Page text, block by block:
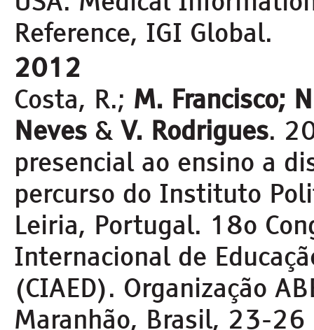
Reference, IGI Global.
2012
Costa, R.; M. Francisco;
Neves & V. Rodrigues.
presencial ao ensino a
percurso do Instituto
Leiria, Portugal. 18º
Internacional de
(CIAED). Organização
Maranhão, Brasil, 23-26